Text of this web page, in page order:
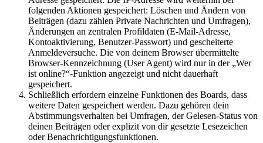
folgenden Aktionen gespeichert: Löschen und Ändern von
Beiträgen (dazu zählen Private Nachrichten und Umfragen),
Änderungen an zentralen Profildaten (E-Mail-Adresse,
Kontoaktivierung, Benutzer-Passwort) und gescheiterte
Anmeldeversuche. Die von deinem Browser übermittelte
Browser-Kennzeichnung (User Agent) wird nur in der „Wer
ist online?“-Funktion angezeigt und nicht dauerhaft
gespeichert.
Schließlich erfordern einzelne Funktionen des Boards, dass
weitere Daten gespeichert werden. Dazu gehören dein
Abstimmungsverhalten bei Umfragen, der Gelesen-Status von
deinen Beiträgen oder explizit von dir gesetzte Lesezeichen
oder Benachrichtigungsfunktionen.